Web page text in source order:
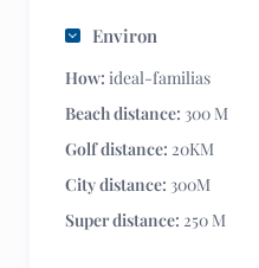
Environ
How: ideal-familias
Beach distance: 300 M
Golf distance: 20KM
City distance: 300M
Super distance: 250 M